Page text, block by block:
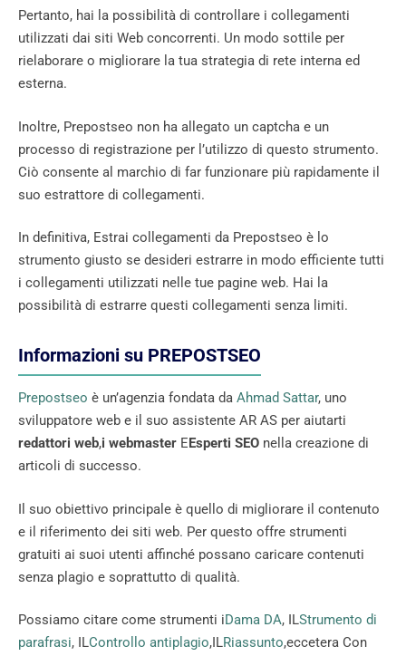
Pertanto, hai la possibilità di controllare i collegamenti
utilizzati dai siti Web concorrenti. Un modo sottile per
rielaborare o migliorare la tua strategia di rete interna ed
esterna.
Inoltre, Prepostseo non ha allegato un captcha e un
processo di registrazione per l’utilizzo di questo strumento.
Ciò consente al marchio di far funzionare più rapidamente il
suo estrattore di collegamenti.
In definitiva, Estrai collegamenti da Prepostseo è lo
strumento giusto se desideri estrarre in modo efficiente tutti
i collegamenti utilizzati nelle tue pagine web. Hai la
possibilità di estrarre questi collegamenti senza limiti.
Informazioni su PREPOSTSEO
Prepostseo è un’agenzia fondata da Ahmad Sattar, uno
sviluppatore web e il suo assistente AR AS per aiutarti
redattori web,i webmaster EEsperti SEO nella creazione di
articoli di successo.
Il suo obiettivo principale è quello di migliorare il contenuto
e il riferimento dei siti web. Per questo offre strumenti
gratuiti ai suoi utenti affinché possano caricare contenuti
senza plagio e soprattutto di qualità.
Possiamo citare come strumenti iDama DA, ILStrumento di
parafrasi, ILControllo antiplagio,ILRiassunto,eccetera Con